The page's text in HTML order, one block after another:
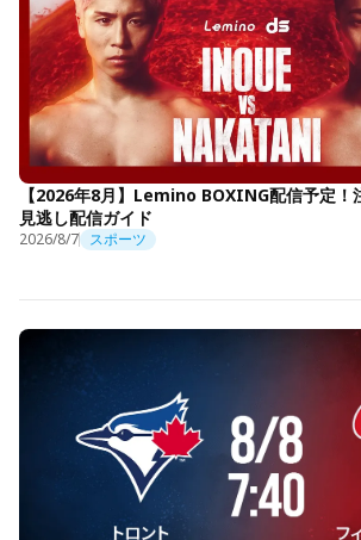
【2026年8月】Lemino BOXING配信予定！
見逃し配信ガイド
2026/8/7 スポーツ